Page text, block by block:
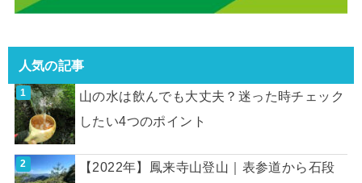
人気の記事
山の水は飲んでも大丈夫？迷った時チェック
したい4つのポイント
【2022年】鳳来寺山登山｜表参道から石段